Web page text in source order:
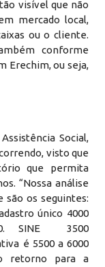
visível que não
mercado local,
ou o cliente.
conforme
Erechim, ou seja,
Social,
visto que
que permita
“Nossa análise
são os seguintes:
único 4000
SINE 3500
é 5500 a 6000
retorno para a